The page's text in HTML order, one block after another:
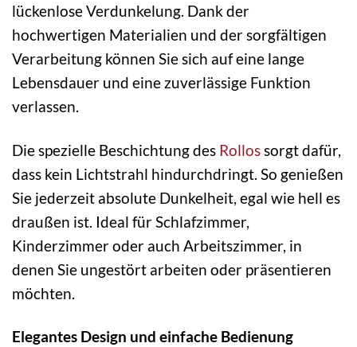
lückenlose Verdunkelung. Dank der
hochwertigen Materialien und der sorgfältigen
Verarbeitung können Sie sich auf eine lange
Lebensdauer und eine zuverlässige Funktion
verlassen.
Die spezielle Beschichtung des Rollos sorgt dafür,
dass kein Lichtstrahl hindurchdringt. So genießen
Sie jederzeit absolute Dunkelheit, egal wie hell es
draußen ist. Ideal für Schlafzimmer,
Kinderzimmer oder auch Arbeitszimmer, in
denen Sie ungestört arbeiten oder präsentieren
möchten.
Elegantes Design und einfache Bedienung